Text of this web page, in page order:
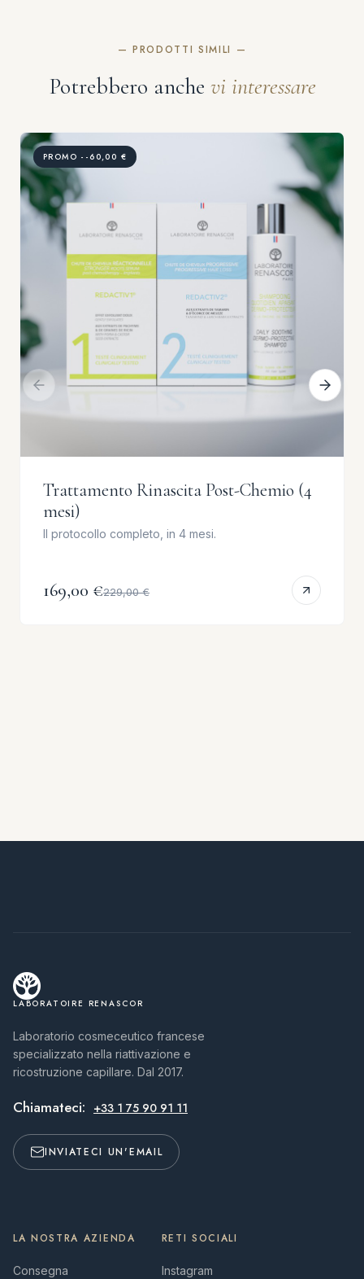
— PRODOTTI SIMILI —
Potrebbero anche vi interessare
PROMO --60,00 €
Trattamento Rinascita Post-Chemio (4
mesi)
Il protocollo completo, in 4 mesi.
169,00 €229,00 €
LABORATOIRE RENASCOR
Laboratorio cosmeceutico francese
specializzato nella riattivazione e
ricostruzione capillare. Dal 2017.
Chiamateci: +33 1 75 90 91 11
INVIATECI UN'EMAIL
LA NOSTRA AZIENDA
Consegna
RETI SOCIALI
Instagram